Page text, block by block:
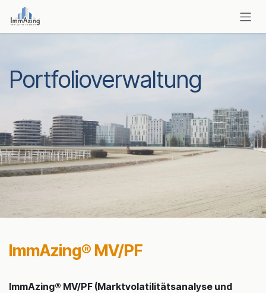
Zum Inhalt springen
Portfolioverwaltung
ImmAzing® MV/PF
ImmAzing® MV/PF (Marktvolatilitätsanalyse und